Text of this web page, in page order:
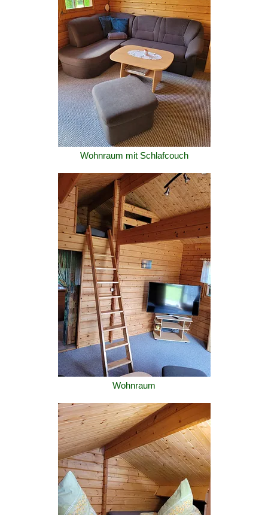
Wohnraum mit Schlafcouch
Wohnraum